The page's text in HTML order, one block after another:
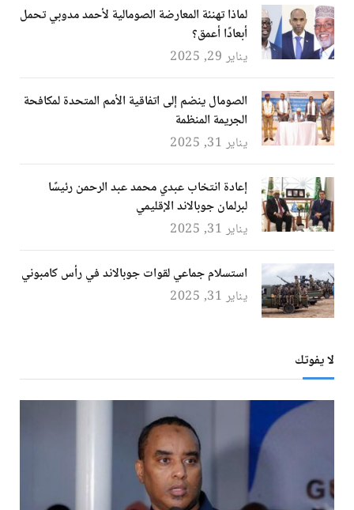
لماذا تهنئة المعارضة الصومالية لأحمد مدوبي تحمل
أبعادًا أعمق؟
يناير 29, 2025
الصومال ينضم إلى اتفاقية الأمم المتحدة لمكافحة
الجريمة المنظمة
يناير 31, 2025
إعادة انتخاب عبدي محمد عبد الرحمن رئيسًا
لبرلمان جوبالاند الإقليمي
يناير 31, 2025
استسلام جماعي لقوات جوبالاند في رأس كامبوني
يناير 31, 2025
لا يفوتك